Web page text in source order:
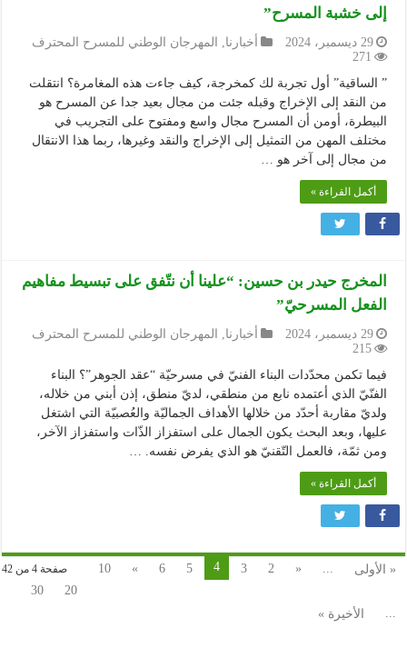
إلى خشبة المسرح”
29 ديسمبر، 2024 أخبارنا,
المهرجان الوطني للمسرح المحترف
271
” الساقية” أول تجربة لك كمخرجة، كيف جاءت هذه المغامرة؟ انتقلت
من النقد إلى الإخراج وقبله جئت من مجال بعيد جدا عن المسرح هو
البيطرة، أومن أن المسرح مجال واسع ومفتوح على التجريب في
مختلف المهن من التمثيل إلى الإخراج والنقد وغيرها، ربما هذا الانتقال
من مجال إلى آخر هو …
أكمل القراءة »
المخرج حيدر بن حسين: “علينا أن نتّفق على تبسيط مفاهيم
الفعل المسرحيّ”
29 ديسمبر، 2024 أخبارنا,
المهرجان الوطني للمسرح المحترف
215
فيما تكمن محدّدات البناء الفنيّ في مسرحيّة “عقد الجوهر”؟ البناء
الفنّيّ الذي أعتمده نابع من منطقي، لديّ منطق، إذن أبني من خلاله،
ولديّ مقاربة أحدّد من خلالها الأهداف الجماليّة والعُصبيّة التي اشتغل
عليها، وبعد البحث يكون الجمال على استفزاز الذّات واستفزاز الآخر،
ومن ثمّة، فالعمل التّقنيّ هو الذي يفرض نفسه. …
أكمل القراءة »
صفحة 4 من 42 « الأولى ...
«
2
3
4
5
6
»
10
20
30
...
الأخيرة »